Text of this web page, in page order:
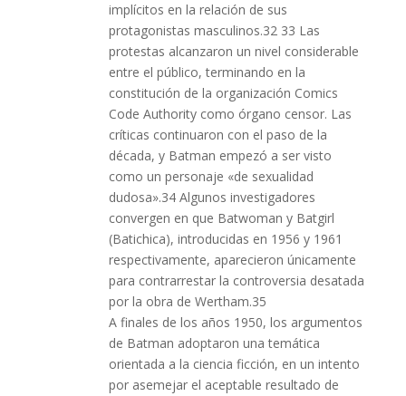
implícitos en la relación de sus
protagonistas masculinos.32 33 Las
protestas alcanzaron un nivel considerable
entre el público, terminando en la
constitución de la organización Comics
Code Authority como órgano censor. Las
críticas continuaron con el paso de la
década, y Batman empezó a ser visto
como un personaje «de sexualidad
dudosa».34 Algunos investigadores
convergen en que Batwoman y Batgirl
(Batichica), introducidas en 1956 y 1961
respectivamente, aparecieron únicamente
para contrarrestar la controversia desatada
por la obra de Wertham.35
A finales de los años 1950, los argumentos
de Batman adoptaron una temática
orientada a la ciencia ficción, en un intento
por asemejar el aceptable resultado de